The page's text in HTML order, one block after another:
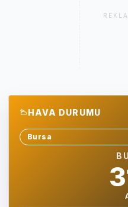
HAVA DURUMU
Sehir sec